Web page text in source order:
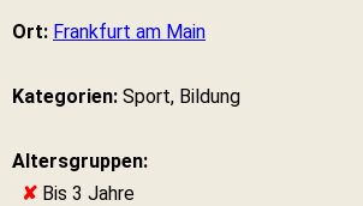
Ort: Frankfurt am Main
Kategorien: Sport, Bildung
Altersgruppen:
✘ Bis 3 Jahre